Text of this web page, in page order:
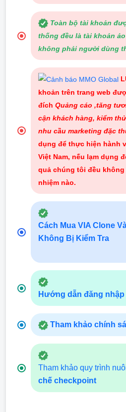
Toàn bộ tài khoản
thống đều là tài khoản
không phải người dùng
khoản trên trang web
đích Quảng cáo ,tăng
cận khách hàng, kiểm
nhu cầu marketing đặc
dụng để thực hiện hành
Việt Nam, nếu lạm dụng
quả chúng tôi đều
nhiệm nào.
Cách Mua VIA Clone
Không Bị Kiểm Tra
Hướng dẫn đăng
Tham khảo chính
Tham khảo quy trình
chế checkpoint